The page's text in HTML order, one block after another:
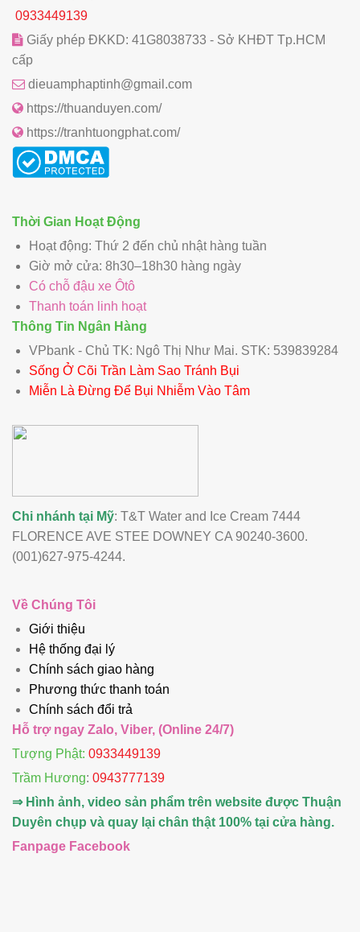
0933449139
Giấy phép ĐKKD: 41G8038733 - Sở KHĐT Tp.HCM
cấp
dieuamphaptinh@gmail.com
https://thuanduyen.com/
https://tranhtuongphat.com/
Thời Gian Hoạt Động
Hoạt động: Thứ 2 đến chủ nhật hàng tuần
Giờ mở cửa: 8h30–18h30 hàng ngày
Có chỗ đậu xe Ôtô
Thanh toán linh hoạt
Thông Tin Ngân Hàng
VPbank - Chủ TK: Ngô Thị Như Mai. STK: 539839284
Sống Ở Cõi Trần Làm Sao Tránh Bụi
Miễn Là Đừng Để Bụi Nhiễm Vào Tâm
Chi nhánh tại Mỹ: T&T Water and Ice Cream 7444
FLORENCE AVE STEE DOWNEY CA 90240-3600.
(001)627-975-4244.
Về Chúng Tôi
Giới thiệu
Hệ thống đại lý
Chính sách giao hàng
Phương thức thanh toán
Chính sách đổi trả
Hỗ trợ ngay Zalo, Viber, (Online 24/7)
Tượng Phật: 0933449139
Trầm Hương: 0943777139
⇒ Hình ảnh, video sản phẩm trên website được Thuận
Duyên chụp và quay lại chân thật 100% tại cửa hàng.
Fanpage Facebook